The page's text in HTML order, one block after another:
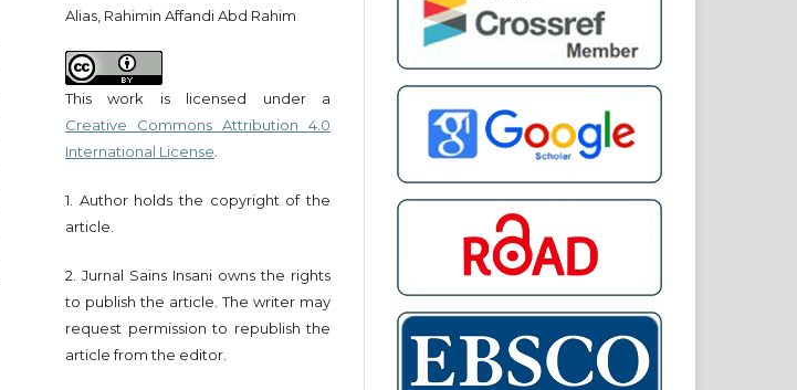
Alias, Rahimin Affandi Abd Rahim
This work is licensed under a
Creative Commons Attribution 4.0
International License
1. Author holds the copyright of the
article.
2. Jurnal Sains Insani owns the rights
to publish the article. The writer may
request permission to republish the
article from the editor.